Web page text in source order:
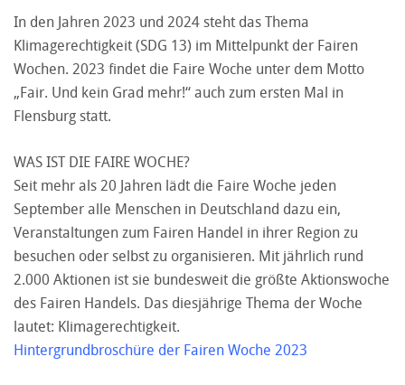
In den Jahren 2023 und 2024 steht das Thema
Klimagerechtigkeit (SDG 13) im Mittelpunkt der Fairen
Wochen. 2023 findet die Faire Woche unter dem Motto
„Fair. Und kein Grad mehr!“ auch zum ersten Mal in
Flensburg statt.
WAS IST DIE FAIRE WOCHE?
Seit mehr als 20 Jahren lädt die Faire Woche jeden
September alle Menschen in Deutschland dazu ein,
Veranstaltungen zum Fairen Handel in ihrer Region zu
besuchen oder selbst zu organisieren. Mit jährlich rund
2.000 Aktionen ist sie bundesweit die größte Aktionswoche
des Fairen Handels. Das diesjährige Thema der Woche
lautet: Klimagerechtigkeit.
Hintergrundbroschüre der Fairen Woche 2023